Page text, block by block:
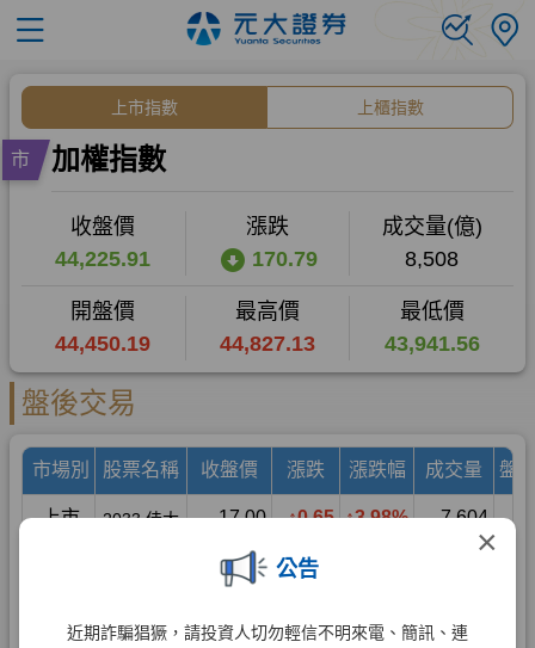
×
公告
近期詐騙猖獗，請投資人切勿輕信不明來電、簡訊、連